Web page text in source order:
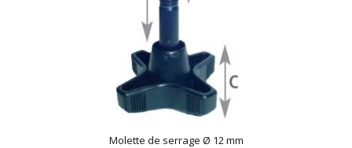
Molette de serrage Ø 12 mm